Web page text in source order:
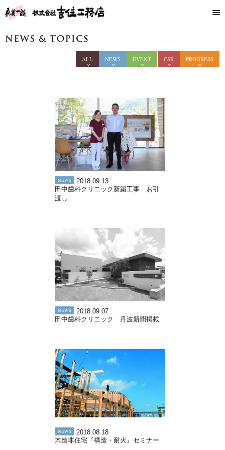
PROGRESS
CSR
EVENT
NEWS
ALL
NEWS
2018.09.13
田中歯科クリニック新築工事 お引
渡し
NEWS
2018.09.07
田中歯科クリニック 丹波新聞掲載
NEWS
2018.08.18
木造非住宅『構造・耐火』セミナー